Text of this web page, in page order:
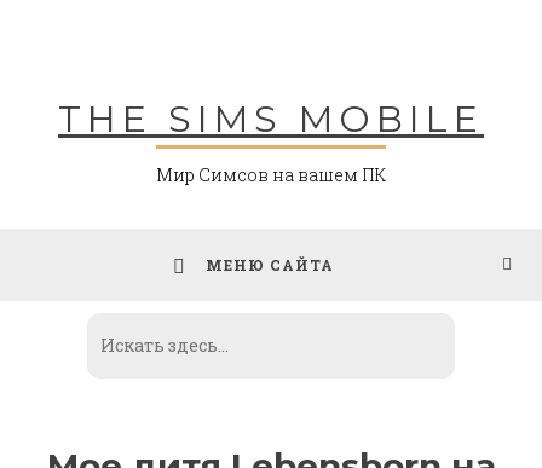
THE SIMS MOBILE
Мир Симсов на вашем ПК
МЕНЮ САЙТА